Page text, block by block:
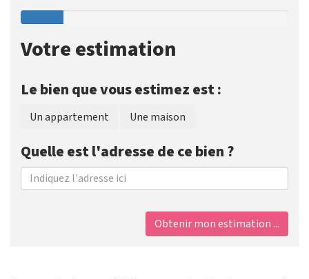
Votre estimation
Le bien que vous estimez est :
Un appartement Une maison
Quelle est l'adresse de ce bien ?
Obtenir mon estimation ...